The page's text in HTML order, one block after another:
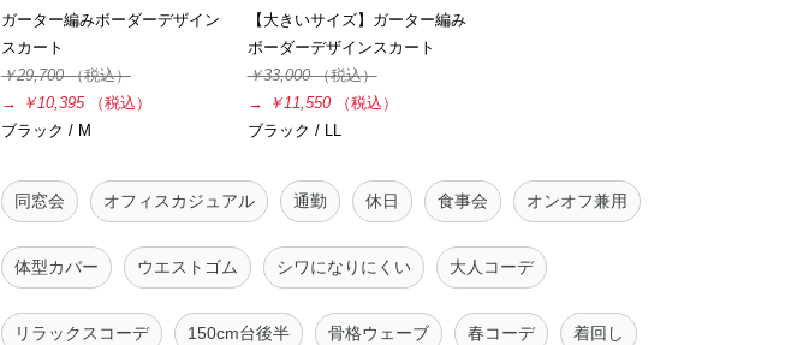
ガーター編みボーダーデザイン
スカート
￥29,700（税込）
→
￥10,395
（税込）
ブラック / M
【大きいサイズ】ガーター編み
ボーダーデザインスカート
￥33,000（税込）
→
￥11,550
（税込）
ブラック / LL
同窓会 オフィスカジュアル 通勤 休日 食事会 オンオフ兼用
体型カバー ウエストゴム シワになりにくい 大人コーデ
リラックスコーデ 150cm台後半 骨格ウェーブ 春コーデ 着回し